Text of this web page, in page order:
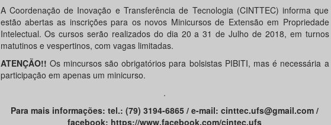
A Coordenação de Inovação e Transferência de Tecnologia (CINTTEC) informa que
estão abertas as inscrições para os novos Minicursos de Extensão em Propriedade
Intelectual. Os cursos serão realizados do dia 20 a 31 de Julho de 2018, em turnos
matutinos e vespertinos, com vagas limitadas.
ATENÇÃO!! Os mincursos são obrigatórios para bolsistas PIBITI, mas é necessária a
participação em apenas um minicurso.
.
Para mais informações: tel.: (79) 3194-6865 / e-mail: cinttec.ufs@gmail.com /
facebook: https://www.facebook.com/cintec.ufs